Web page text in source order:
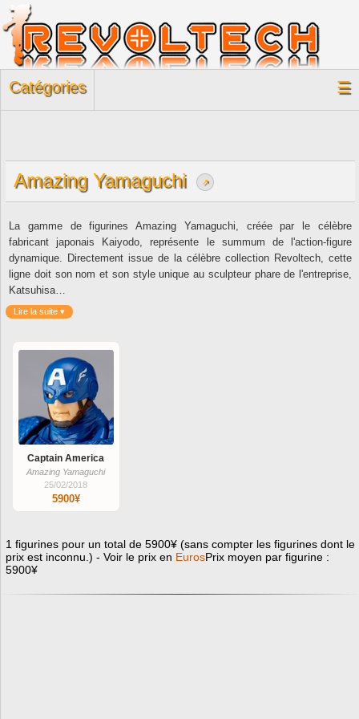
Catégories ☰
Amazing Yamaguchi ↗
La gamme de figurines Amazing Yamaguchi, créée par le célèbre
fabricant japonais Kaiyodo, représente le summum de l'action-figure
dynamique. Directement issue de la célèbre collection Revoltech, cette
ligne doit son nom et son style unique au sculpteur phare de l'entreprise,
Katsuhisa…
Lire la suite ▾
Captain America
Amazing Yamaguchi
25/02/2018
5900¥
1 figurines pour un total de 5900¥ (sans compter les figurines dont le
prix est inconnu.) - Voir le prix en EurosPrix moyen par figurine :
5900¥